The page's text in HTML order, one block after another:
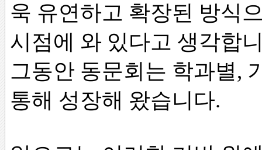
욱 유연하고 확장된 방식
시점에 와 있다고 생각합
그동안 동문회는 학과별,
통해 성장해 왔습니다.